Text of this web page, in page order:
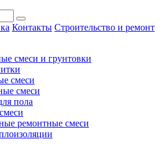
Контакты Строительство и ремонт
смеси и грунтовки
смеси
смеси
пола
ремонтные смеси